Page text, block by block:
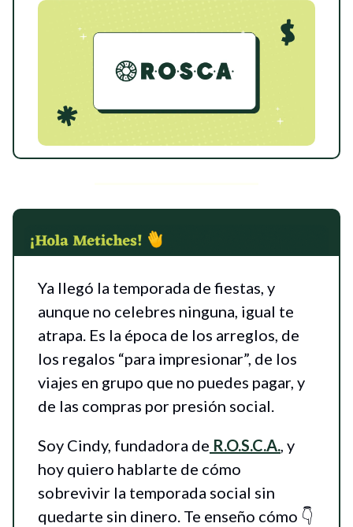
Ya llegó la temporada de fiestas, y
aunque no celebres ninguna, igual te
atrapa. Es la época de los arreglos, de
los regalos “para impresionar”, de los
viajes en grupo que no puedes pagar, y
de las compras por presión social.
Soy Cindy, fundadora de R.O.S.C.A., y
hoy quiero hablarte de cómo
sobrevivir la temporada social sin
quedarte sin dinero. Te enseño cómo 👇